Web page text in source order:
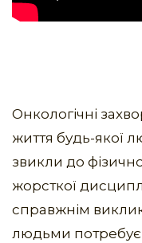
Онкологічні
життя будь-якої
звикли до
жорсткої
справжнім
людьми потребує